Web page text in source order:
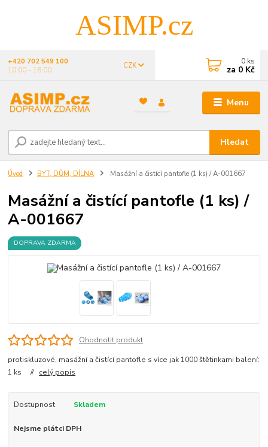
ASIMP.cz
Menu
CZK
Hledat
+420 702 549 100
10:00 - 18:00
0 ks
za 0 Kč
Úvod BYT, DŮM, DÍLNA Masážní a čistící pantofle (1 ks) / A-001667
Masážní a čistící pantofle (1 ks) /
A-001667
DOPRAVA ZDARMA
Ohodnotit produkt
protiskluzové, masážní a čistící pantofle s více jak 1000 štětinkami balení:
1 ks // celý popis
Dostupnost Skladem
Nejsme plátci DPH